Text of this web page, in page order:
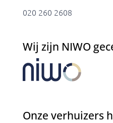
020 260 2608
Wij zijn NIWO
Onze verhuizers